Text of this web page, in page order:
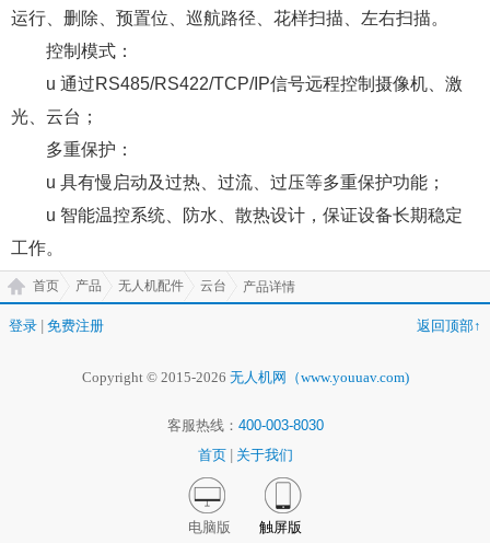
运行、删除、预置位、巡航路径、花样扫描、左右扫描。
控制模式：
u 通过RS485/RS422/TCP/IP信号远程控制摄像机、激
光、云台；
多重保护：
u 具有慢启动及过热、过流、过压等多重保护功能；
u 智能温控系统、防水、散热设计，保证设备长期稳定
工作。
首页 产品 无人机配件 云台 产品详情
登录 免费注册 返回顶部↑
Copyright © 2015-2026 无人机网（www.youuav.com)
客服热线： 400-003-8030
首页
关于我们
电脑版 触屏版